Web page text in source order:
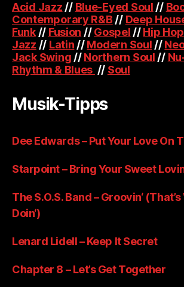
Acid Jazz // Blue-Eyed Soul //
Contemporary R&B // Deep
Funk// Fusion //Gospel //Hip Hop
Jazz // Latin //Modern Soul //
Jack Swing //Northern Soul //
Rhythm & Blues // Soul
Musik-Tipps
Dee Edwards – Put Your Love On
Starpoint – Bring Your Sweet
The S.O.S. Band – Groovin‘
Doin‘)
Lenard Lidell – Keep It Secret
Chapter 8 – Let’s Get Together